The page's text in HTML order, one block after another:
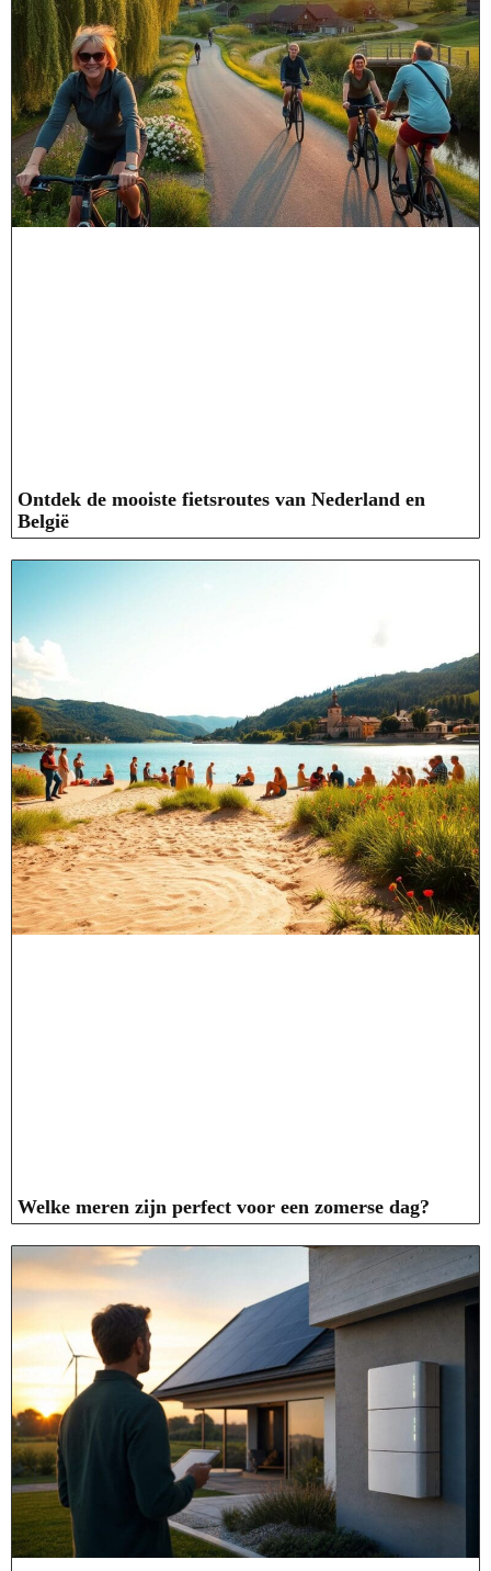
Ontdek de mooiste fietsroutes van Nederland en
België
Welke meren zijn perfect voor een zomerse dag?